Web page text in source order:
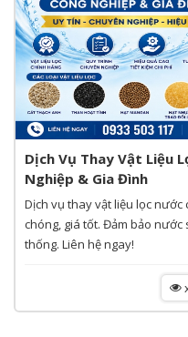
Dịch Vụ Thay Vật Liệu
Nghiệp & Gia Đình
Dịch vụ thay vật liệu lọc
chóng, giá tốt. Đảm bảo nước
thống. Liên hệ ngay!